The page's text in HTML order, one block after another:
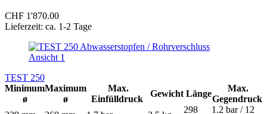
CHF 1'870.00
Lieferzeit: ca. 1-2 Tage
TEST 250
Minimum
ø
Maximum
ø
Max.
Einfülldruck
Gewicht Länge
Max.
Gegendruck
298
1.2 bar / 12